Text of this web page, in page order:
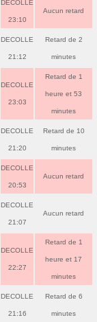
DECOLLE
23:10
Aucun retard
DECOLLE
21:12
Retard de 2
minutes
DECOLLE
23:03
Retard de 1
heure et 53
minutes
DECOLLE
21:20
Retard de 10
minutes
DECOLLE
20:53
Aucun retard
DECOLLE
21:07
Aucun retard
DECOLLE
22:27
Retard de 1
heure et 17
minutes
DECOLLE
21:16
Retard de 6
minutes